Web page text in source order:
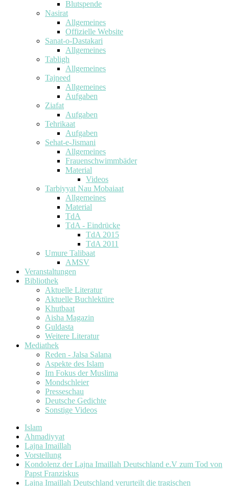
Blutspende
Nasirat
Allgemeines
Offizielle Website
Sanat-o-Dastakari
Allgemeines
Tabligh
Allgemeines
Tajneed
Allgemeines
Aufgaben
Ziafat
Aufgaben
Tehrikaat
Aufgaben
Sehat-e-Jismani
Allgemeines
Frauenschwimmbäder
Material
Videos
Tarbiyyat Nau Mobaiaat
Allgemeines
Material
TdA
TdA - Eindrücke
TdA 2015
TdA 2011
Umure Talibaat
AMSV
Veranstaltungen
Bibliothek
Aktuelle Literatur
Aktuelle Buchlektüre
Khutbaat
Aisha Magazin
Guldasta
Weitere Literatur
Mediathek
Reden - Jalsa Salana
Aspekte des Islam
Im Fokus der Muslima
Mondschleier
Presseschau
Deutsche Gedichte
Sonstige Videos
Islam
Ahmadiyyat
Lajna Imaillah
Vorstellung
Kondolenz der Lajna Imaillah Deutschland e.V zum Tod von
Papst Franziskus
Lajna Imaillah Deutschland verurteilt die tragischen